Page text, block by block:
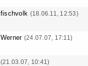
fischvolk (18.06.11, 12:53)
Werner (24.07.07, 17:11)
(21.03.07, 10:41)